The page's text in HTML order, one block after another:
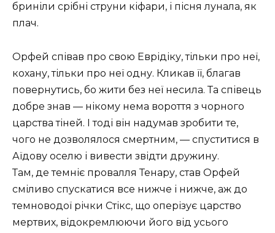
бриніли срібні струни кіфари, і пісня лунала, як
плач.
Орфей співав про свою Еврідіку, тільки про неї,
кохану, тільки про неї одну. Кликав її, благав
повернутись, бо жити без неї несила. Та співець
добре знав — нікому нема вороття з чорного
царства тіней. І тоді він надумав зробити те,
чого не дозволялося смертним, — спуститися в
Аїдову оселю і вивести звідти дружину.
Там, де темніє провалля Тенару, став Орфей
сміливо спускатися все нижче і нижче, аж до
темноводої річки Стікс, що оперізує царство
мертвих, відокремлюючи його від усього